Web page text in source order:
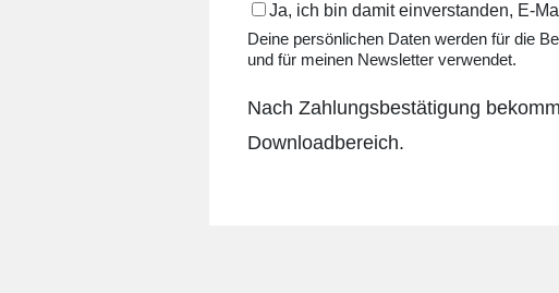
Ja, ich bin damit einverstanden, E-
Deine persönlichen Daten werden für die
und für meinen Newsletter verwendet.
Nach Zahlungsbestätigung
Downloadbereich.